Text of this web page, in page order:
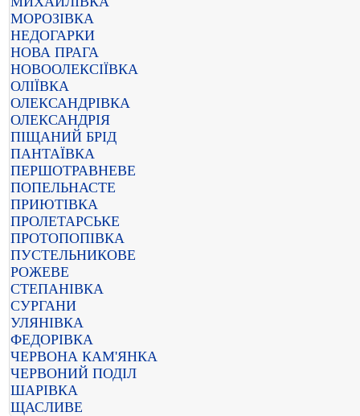
МОРОЗІВКА
НЕДОГАРКИ
НОВА ПРАГА
НОВООЛЕКСІЇВКА
ОЛІЇВКА
ОЛЕКСАНДРІВКА
ОЛЕКСАНДРІЯ
ПІЩАНИЙ БРІД
ПАНТАЇВКА
ПЕРШОТРАВНЕВЕ
ПОПЕЛЬНАСТЕ
ПРИЮТІВКА
ПРОЛЕТАРСЬКЕ
ПРОТОПОПІВКА
ПУСТЕЛЬНИКОВЕ
РОЖЕВЕ
СТЕПАНІВКА
СУРГАНИ
УЛЯНІВКА
ФЕДОРІВКА
ЧЕРВОНА КАМ'ЯНКА
ЧЕРВОНИЙ ПОДІЛ
ШАРІВКА
ЩАСЛИВЕ